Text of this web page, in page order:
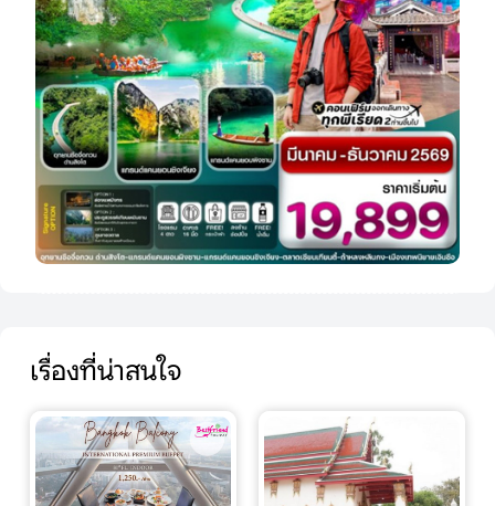
เรื่องที่น่าสนใจ